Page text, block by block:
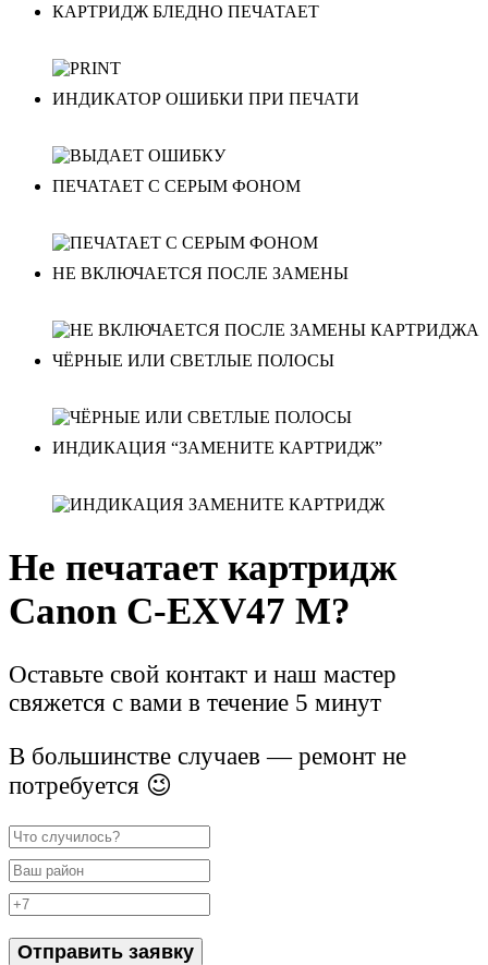
КАРТРИДЖ БЛЕДНО ПЕЧАТАЕТ
ИНДИКАТОР ОШИБКИ ПРИ ПЕЧАТИ
ПЕЧАТАЕТ С СЕРЫМ ФОНОМ
НЕ ВКЛЮЧАЕТСЯ ПОСЛЕ ЗАМЕНЫ
ЧЁРНЫЕ ИЛИ СВЕТЛЫЕ ПОЛОСЫ
ИНДИКАЦИЯ “ЗАМЕНИТЕ КАРТРИДЖ”
Не печатает картридж
Canon C-EXV47 M?
Оставьте свой контакт и наш мастер
свяжется с вами в течение 5 минут
В большинстве случаев — ремонт не
потребуется 😉
Отправить заявку